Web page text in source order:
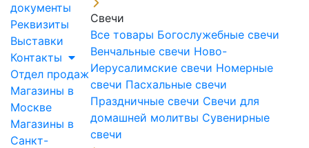
документы
Реквизиты
Выставки
Контакты
Отдел продаж
Магазины в
Москве
Магазины в
Санкт-
Свечи
Все товары Богослужебные свечи
Венчальные свечи Ново-
Иерусалимские свечи Номерные
свечи Пасхальные свечи
Праздничные свечи Свечи для
домашней молитвы Сувенирные
свечи